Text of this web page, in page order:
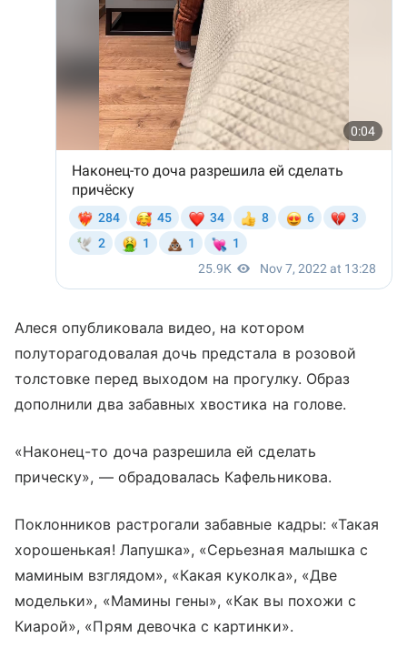
Алеся опубликовала видео, на котором
полуторагодовалая дочь предстала в розовой
толстовке перед выходом на прогулку. Образ
дополнили два забавных хвостика на голове.
«Наконец-то доча разрешила ей сделать
прическу», — обрадовалась Кафельникова.
Поклонников растрогали забавные кадры: «Такая
хорошенькая! Лапушка», «Серьезная малышка с
маминым взглядом», «Какая куколка», «Две
модельки», «Мамины гены», «Как вы похожи с
Киарой», «Прям девочка с картинки».